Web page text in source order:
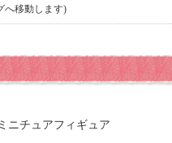
へ移動します)
ニチュアフィギュア